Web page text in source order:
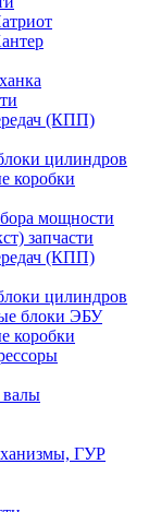
(КПП)
цилиндров
коробки
мощности
запчасти
(КПП)
цилиндров
блоки ЭБУ
коробки
ГУР